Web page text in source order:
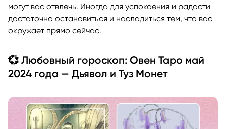
могут вас отвлечь. Иногда для успокоения и радости
достаточно остановиться и насладиться тем, что вас
окружает прямо сейчас.
💞 Любовный гороскоп: Овен Таро май
2024 года — Дьявол и Туз Монет